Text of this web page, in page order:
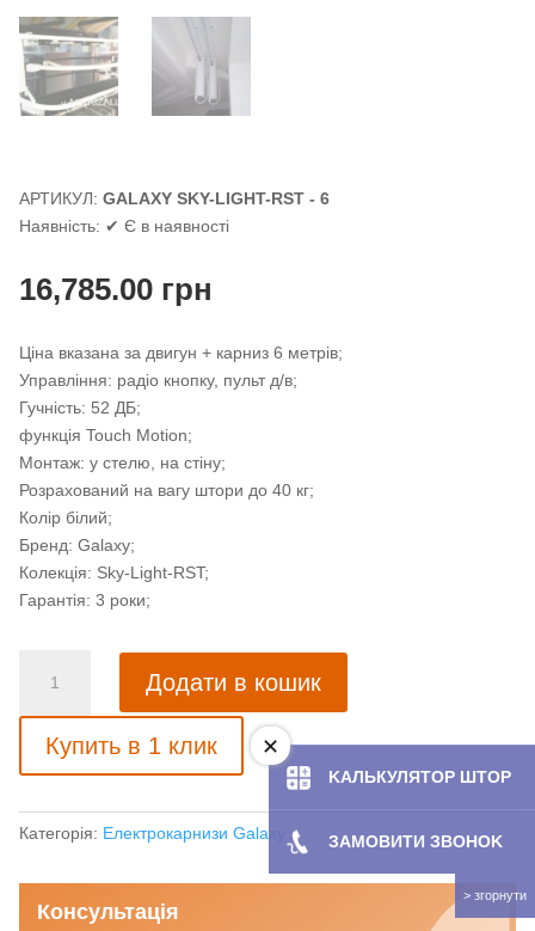
АРТИКУЛ: GALAXY SKY-LIGHT-RST - 6
Наявність: ✔ Є в наявності
16,785.00грн
Ціна вказана за двигун + карниз 6 метрів;
Управління: радіо кнопку, пульт д/в;
Гучність: 52 ДБ;
функція Touch Motion;
Монтаж: у стелю, на стіну;
Розрахований на вагу штори до 40 кг;
Колір білий;
Бренд: Galaxy;
Колекція: Sky-Light-RST;
Гарантія: 3 роки;
Galaxy
Sky-
Light-
RST
зборі
метрів,
Додати в кошик
Купить в 1 клик
Категорія: Електрокарнизи Galaxy
Консультація
KAЛЬКУЛЯТOP ШТОР
ЗАМОВИТИ ЗBOHOK